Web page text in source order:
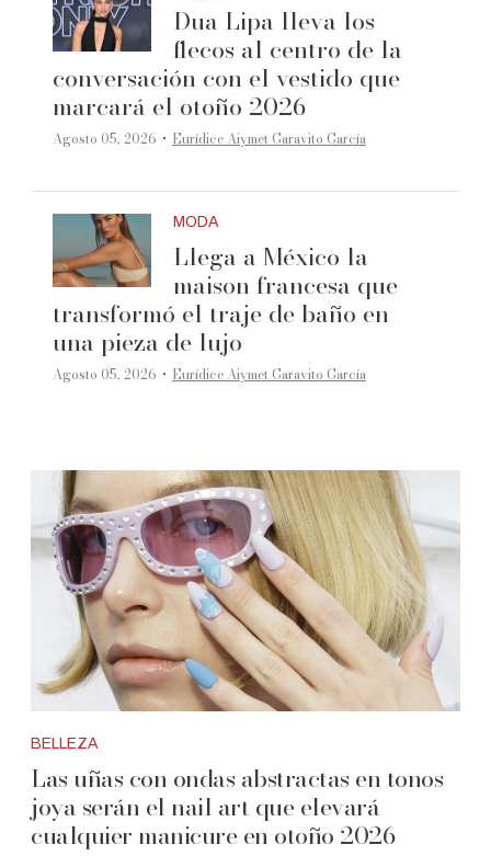
Dua Lipa lleva los
flecos al centro de la
conversación con el vestido que
marcará el otoño 2026
Agosto 05, 2026 · Eurídice Aiymet Garavito García
MODA
Llega a México la
maison francesa que
transformó el traje de baño en
una pieza de lujo
Agosto 05, 2026 · Eurídice Aiymet Garavito García
BELLEZA
Las uñas con ondas abstractas en tonos
joya serán el nail art que elevará
cualquier manicure en otoño 2026